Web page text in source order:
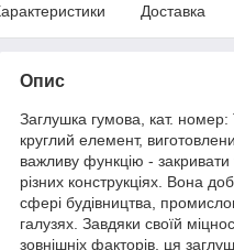
Доставка
Опис
Заглушка гумова, кат.
круглий елемент,
важливу функцію -
різних конструкціях. Вона
сфері будівництва,
галузях. Завдяки своїй
зовнішніх факторів, ця